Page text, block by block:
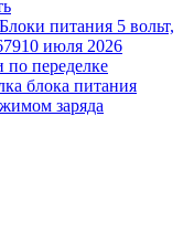
Блоки питания 5 вольт,
10 июля 2026
по переделке
блока питания
заряда